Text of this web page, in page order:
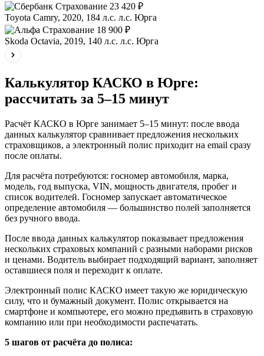
23 420 ₽
Toyota Camry, 2020, 184 л.с. л.с. Юрга
18 900 ₽
Skoda Octavia, 2019, 140 л.с. л.с. Юрга
Калькулятор КАСКО в Юрге:
рассчитать за 5–15 минут
Расчёт КАСКО в Юрге занимает 5–15 минут: после ввода
данных калькулятор сравнивает предложения нескольких
страховщиков, а электронный полис приходит на email сразу
после оплаты.
Для расчёта потребуются: госномер автомобиля, марка,
модель, год выпуска, VIN, мощность двигателя, пробег и
список водителей. Госномер запускает автоматическое
определение автомобиля — большинство полей заполняется
без ручного ввода.
После ввода данных калькулятор показывает предложения
нескольких страховых компаний с разными наборами рисков
и ценами. Водитель выбирает подходящий вариант, заполняет
оставшиеся поля и переходит к оплате.
Электронный полис КАСКО имеет такую же юридическую
силу, что и бумажный документ. Полис открывается на
смартфоне и компьютере, его можно предъявить в страховую
компанию или при необходимости распечатать.
5 шагов от расчёта до полиса: